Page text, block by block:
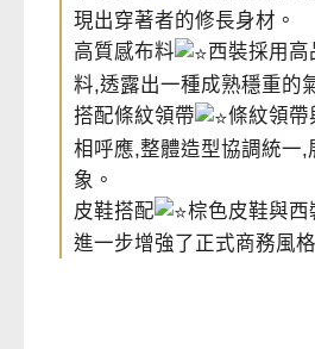
現出穿著者的修長身材。
高質感布料
西裝採用高
料,透露出一種成熟穩重的
搭配條紋領帶
條紋領帶
相呼應,整體造型協調統一,
象。
皮鞋搭配
棕色皮鞋與西
進一步增強了正式商務風格